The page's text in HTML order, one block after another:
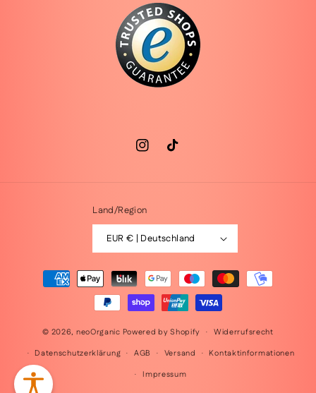
InstagramTikTok
Land/Region
EUR € | Deutschland
Zahlungsmethoden
© 2026, neoOrganic Powered by Shopify
Widerrufsrecht
Datenschutzerklärung
AGB Versand
Kontaktinformationen
Impressum